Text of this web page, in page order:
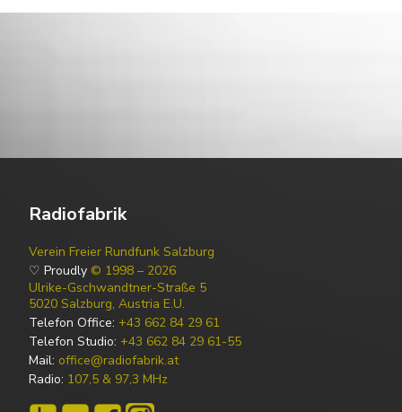
Radiofabrik
Verein Freier Rundfunk Salzburg
♡ Proudly © 1998 – 2026
Ulrike-Gschwandtner-Straße 5
5020 Salzburg, Austria E.U.
Telefon Office: +43 662 84 29 61
Telefon Studio: +43 662 84 29 61-55
Mail: office@radiofabrik.at
Radio: 107,5 & 97,3 MHz